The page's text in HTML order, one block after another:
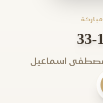
مباركة
مصطفى اسماعيل